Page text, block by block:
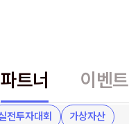
파트너 이벤트
전투자대회 가상자산